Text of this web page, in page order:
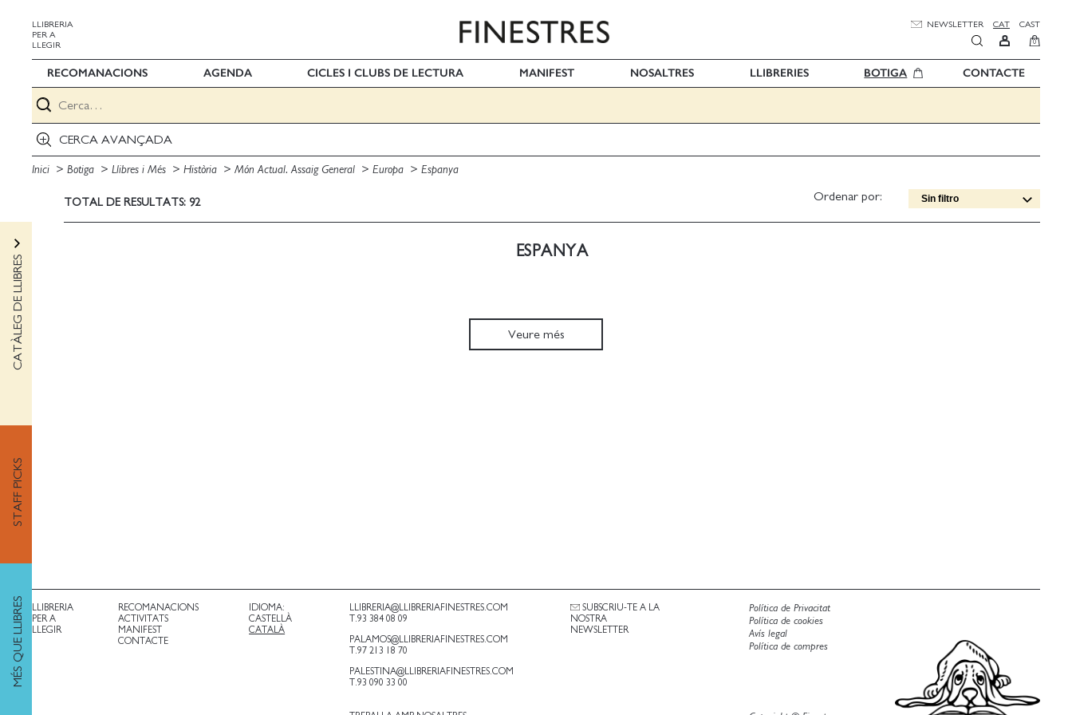
LLIBRERIA
PER A
LLEGIR
NEWSLETTER CAT CAST
0
RECOMANACIONS AGENDA CICLES I CLUBS DE LECTURA MANIFEST NOSALTRES LLIBRERIES BOTIGA CONTACTE
CERCA AVANÇADA
Inici Botiga Llibres i Més Història Món Actual. Assaig General Europa Espanya
TOTAL DE RESULTATS: 92 Ordenar por:
Sin filtro
CATÀLEG DE LLIBRES
STAFF PICKS
MÉS QUE LLIBRES
ESPANYA
Veure més
LLIBRERIA
PER A
LLEGIR
RECOMANACIONS
ACTIVITATS
MANIFEST
CONTACTE
IDIOMA:
CASTELLÀ
CATALÀ
LLIBRERIA@LLIBRERIAFINESTRES.COM
T.93 384 08 09
PALAMOS@LLIBRERIAFINESTRES.COM
T.97 213 18 70
PALESTINA@LLIBRERIAFINESTRES.COM
T.93 090 33 00
SUBSCRIU-TE A LA
NOSTRA
NEWSLETTER
Política de Privacitat
Política de cookies
Avís legal
Política de compres